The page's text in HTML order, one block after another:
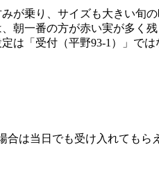
みが乗り、サイズも大きい旬
、朝一番の方が赤い実が多く
定は「受付（平野93-1）」で
は当日でも受け入れてもら